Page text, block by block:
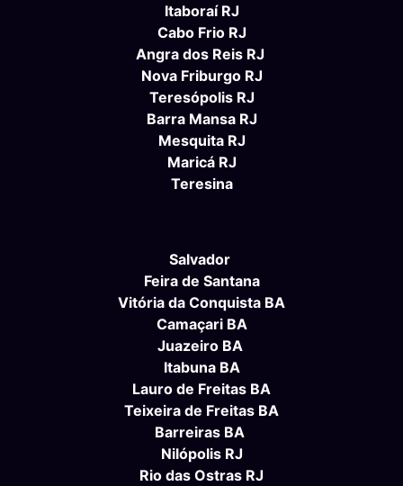
Itaboraí RJ
Cabo Frio RJ
Angra dos Reis RJ
Nova Friburgo RJ
Teresópolis RJ
Barra Mansa RJ
Mesquita RJ
Maricá RJ
Teresina
Salvador
Feira de Santana
Vitória da Conquista BA
Camaçari BA
Juazeiro BA
Itabuna BA
Lauro de Freitas BA
Teixeira de Freitas BA
Barreiras BA
Nilópolis RJ
Rio das Ostras RJ